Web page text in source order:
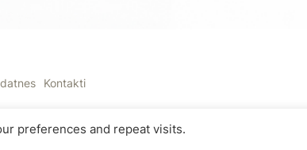
Kontakti
iela 20-65, Mārupe, Mārupes Novads, Latvija LV-2167
preferences and repeat visits.